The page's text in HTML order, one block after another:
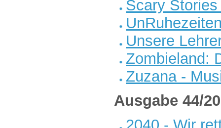
Scary
Unsere
Zombieland:
Zuzana -
Ausgabe 44/